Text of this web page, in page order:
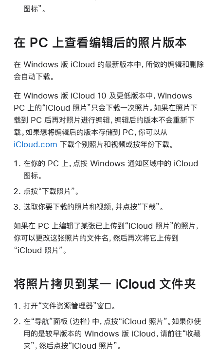
图标”。
在 PC 上查看编辑后的照片版本
在 Windows 版 iCloud 的最新版本中，所做的编辑和删除
会自动下载。
在 Windows 版 iCloud 10 及更低版本中，Windows
PC 上的“iCloud 照片”只会下载一次照片。如果在照片下
载到 PC 后再对照片进行编辑，编辑后的版本不会重新下
载。如果想将编辑后的版本存储到 PC，你可以从
iCloud.com 下载个别照片和视频或按年份下载。
在你的 PC 上，点按 Windows 通知区域中的 iCloud
图标。
点按“下载照片”。
选取你要下载的照片和视频，并点按“下载”。
如果在 PC 上编辑了某张已上传到“iCloud 照片”的照片，
你可以更改这张照片的文件名，然后再次将它上传到
“iCloud 照片”。
将照片拷贝到某一 iCloud 文件夹
打开“文件资源管理器”窗口。
在“导航”面板（边栏）中，点按“iCloud 照片”。如果你使
用的是较早版本的 Windows 版 iCloud，请前往“收藏
夹”，然后点按“iCloud 照片”。